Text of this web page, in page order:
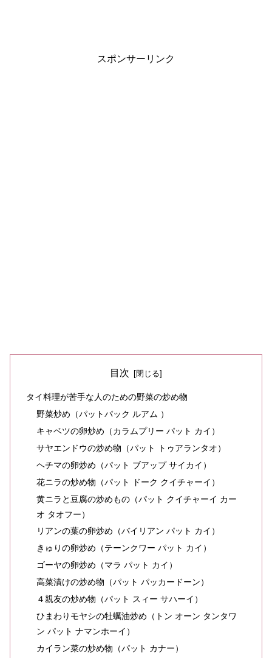
スポンサーリンク
目次
タイ料理が苦手な人のための野菜の炒め物
野菜炒め（パットパック ルアム ）
キャベツの卵炒め（カラムプリー パット カイ）
サヤエンドウの炒め物（パット トゥアランタオ）
ヘチマの卵炒め（パット ブアップ サイカイ）
花ニラの炒め物（パット ドーク クイチャーイ）
黄ニラと豆腐の炒めもの（パット クイチャーイ カー
オ タオフー）
リアンの葉の卵炒め（バイリアン パット カイ）
きゅりの卵炒め（テーンクワー パット カイ）
ゴーヤの卵炒め（マラ パット カイ）
高菜漬けの炒め物（パット パッカードーン）
４親友の炒め物（パット スィー サハーイ）
ひまわりモヤシの牡蠣油炒め（トン オーン タンタワ
ン パット ナマンホーイ）
カイラン菜の炒め物（パット カナー）